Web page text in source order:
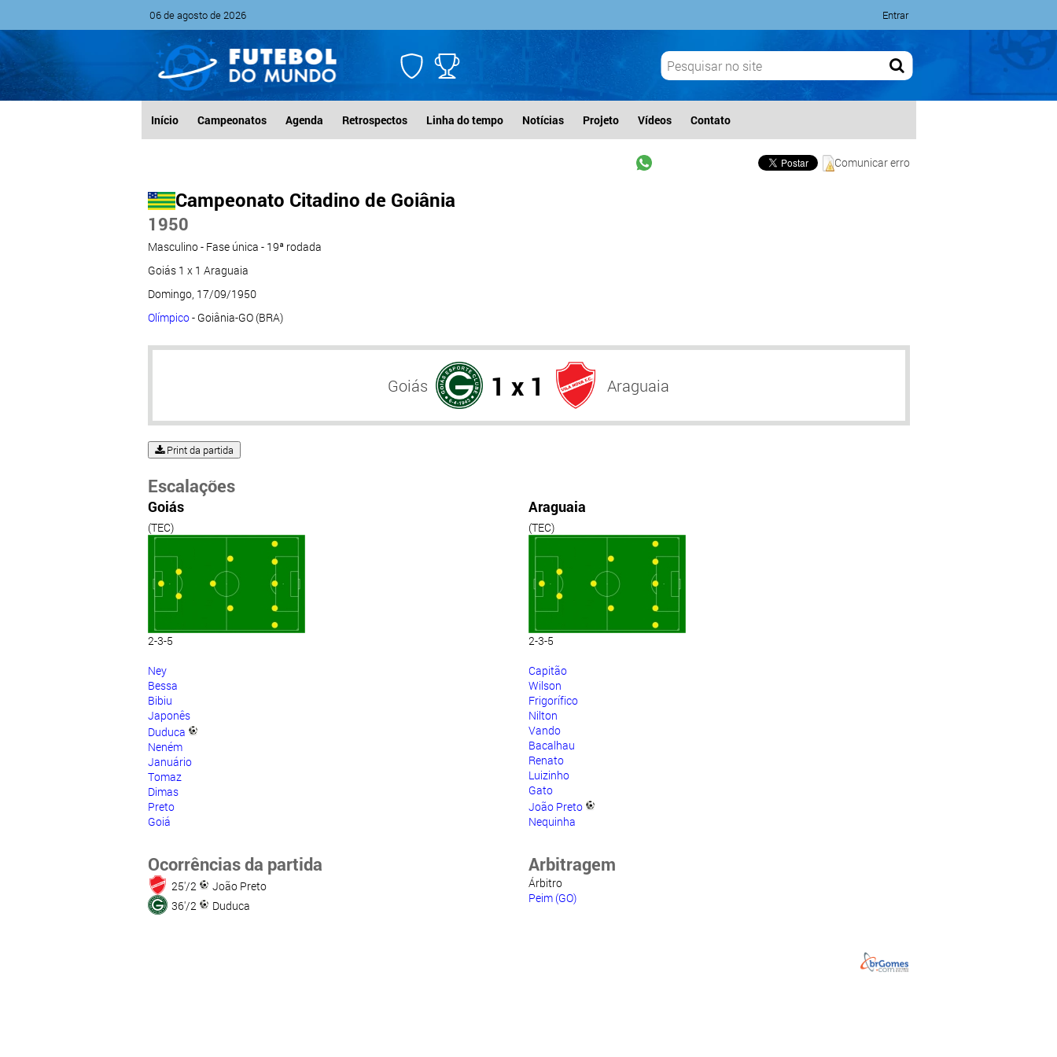
06 de agosto de 2026 Entrar
Início Campeonatos Agenda Retrospectos Linha do tempo Notícias Projeto Vídeos Contato
Comunicar erro
Campeonato Citadino de Goiânia
1950
Masculino - Fase única - 19ª rodada
Goiás 1 x 1 Araguaia
Domingo, 17/09/1950
Olímpico- Goiânia-GO (BRA)
Goiás 1 x 1 Araguaia
Print da partida
Escalações
Goiás
(TEC)
2-3-5
Ney
Bessa
Bibiu
Japonês
Duduca
Neném
Januário
Tomaz
Dimas
Preto
Goiá
Araguaia
(TEC)
2-3-5
Capitão
Wilson
Frigorífico
Nilton
Vando
Bacalhau
Renato
Luizinho
Gato
João Preto
Nequinha
Ocorrências da partida
25'/2
João Preto
36'/2
Duduca
Arbitragem
Árbitro
Peim (GO)